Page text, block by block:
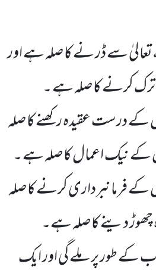
تعالیٰ سے ڈر نے کا صلہ ہے اور
کرنے کا صلہ ہے ۔
درست عقیدہ رکھنے کا صلہ
نیک اعمال کا صلہ ہے ۔
فرمانبرداری کرنے کا صلہ
دینے کا صلہ ہے۔
کے طور پر ملے گی اور ایک